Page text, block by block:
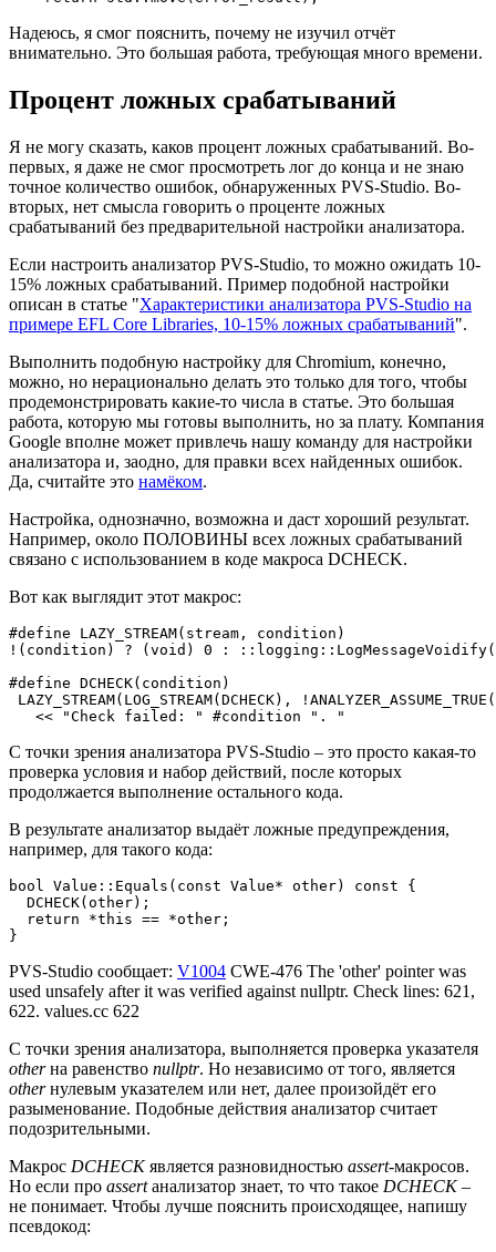
Надеюсь, я смог пояснить, почему не изучил отчёт
внимательно. Это большая работа, требующая много времени.
Процент ложных срабатываний
Я не могу сказать, каков процент ложных срабатываний. Во-
первых, я даже не смог просмотреть лог до конца и не знаю
точное количество ошибок, обнаруженных PVS-Studio. Во-
вторых, нет смысла говорить о проценте ложных
срабатываний без предварительной настройки анализатора.
Если настроить анализатор PVS-Studio, то можно ожидать 10-
15% ложных срабатываний. Пример подобной настройки
описан в статье "Характеристики анализатора PVS-Studio на
примере EFL Core Libraries, 10-15% ложных срабатываний".
Выполнить подобную настройку для Chromium, конечно,
можно, но нерационально делать это только для того, чтобы
продемонстрировать какие-то числа в статье. Это большая
работа, которую мы готовы выполнить, но за плату. Компания
Google вполне может привлечь нашу команду для настройки
анализатора и, заодно, для правки всех найденных ошибок.
Да, считайте это намёком.
Настройка, однозначно, возможна и даст хороший результат.
Например, около ПОЛОВИНЫ всех ложных срабатываний
связано с использованием в коде макроса DCHECK.
Вот как выглядит этот макрос:
#define LAZY_STREAM(stream, condition)
!(condition) ? (void) 0 :
#define DCHECK(condition)
LAZY_STREAM(LOG_STREAM(DCHECK),
   << "Check failed: " #condition ". "
С точки зрения анализатора PVS-Studio – это просто какая-то
проверка условия и набор действий, после которых
продолжается выполнение остального кода.
В результате анализатор выдаёт ложные предупреждения,
например, для такого кода:
bool Value::Equals(const Value* other) const {
  DCHECK(other);
  return *this == *other;
}
PVS-Studio сообщает: V1004 CWE-476 The 'other' pointer was
used unsafely after it was verified against nullptr. Check lines: 621,
622. values.cc 622
С точки зрения анализатора, выполняется проверка указателя
otherна равенство nullptr. Но независимо от того, является
otherнулевым указателем или нет, далее произойдёт его
разыменование. Подобные действия анализатор считает
подозрительными.
Макрос DCHECKявляется разновидностью assert-макросов.
Но если про assertанализатор знает, то что такое DCHECK–
не понимает. Чтобы лучше пояснить происходящее, напишу
псевдокод: